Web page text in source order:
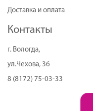
Доставка и оплата
Контакты
г. Вологда,
ул.Чехова, 36
8 (8172) 75-03-33